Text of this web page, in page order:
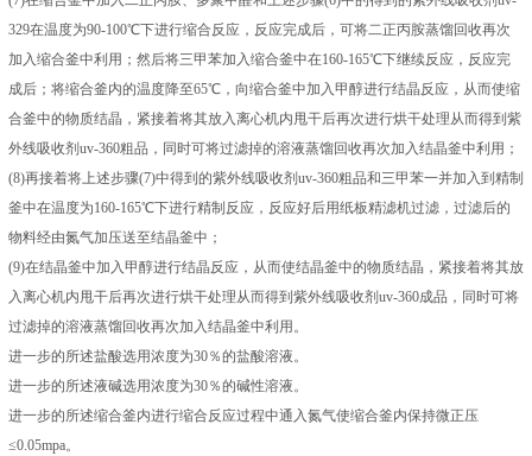
329在温度为90-100℃下进行缩合反应，反应完成后，可将二正丙胺蒸馏回收再次
加入缩合釜中利用；然后将三甲苯加入缩合釜中在160-165℃下继续反应，反应完
成后；将缩合釜内的温度降至65℃，向缩合釜中加入甲醇进行结晶反应，从而使缩
合釜中的物质结晶，紧接着将其放入离心机内甩干后再次进行烘干处理从而得到紫
外线吸收剂uv-360粗品，同时可将过滤掉的溶液蒸馏回收再次加入结晶釜中利用；
(8)再接着将上述步骤(7)中得到的紫外线吸收剂uv-360粗品和三甲苯一并加入到精制
釜中在温度为160-165℃下进行精制反应，反应好后用纸板精滤机过滤，过滤后的
物料经由氮气加压送至结晶釜中；
(9)在结晶釜中加入甲醇进行结晶反应，从而使结晶釜中的物质结晶，紧接着将其放
入离心机内甩干后再次进行烘干处理从而得到紫外线吸收剂uv-360成品，同时可将
过滤掉的溶液蒸馏回收再次加入结晶釜中利用。
进一步的所述盐酸选用浓度为30％的盐酸溶液。
进一步的所述液碱选用浓度为30％的碱性溶液。
进一步的所述缩合釜内进行缩合反应过程中通入氮气使缩合釜内保持微正压
≤0.05mpa。